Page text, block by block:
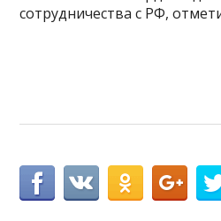
сотрудничества с РФ,